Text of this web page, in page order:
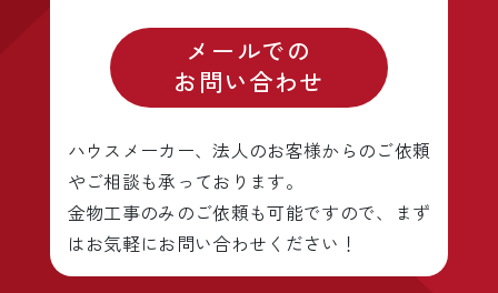
メールでの
お問い合わせ
ハウスメーカー、法人のお客様からのご依頼
やご相談も承っております。
金物工事のみのご依頼も可能ですので、まず
はお気軽にお問い合わせください！